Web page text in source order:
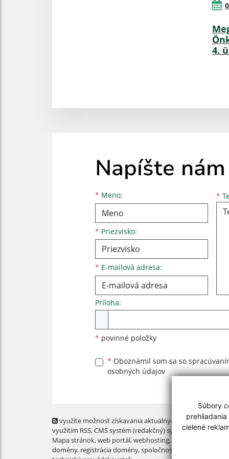
Súbory
cielené
4.
Napíšte nám
* Meno:
Meno
* Priezvisko:
Priezvisko
* E-mailová adresa:
E-mailová adresa *
Príloha:
* povinné položky
* Oboznámil som sa so
osobných údajov
využite možnosť získavania aktuálnych informácií s
využitím RSS, CMS systém (redakčný) systém ECHELON 2,
Mapa stránok,web portál,webhosting,
domény, registrácia domény,spoločnosť webex.digital,